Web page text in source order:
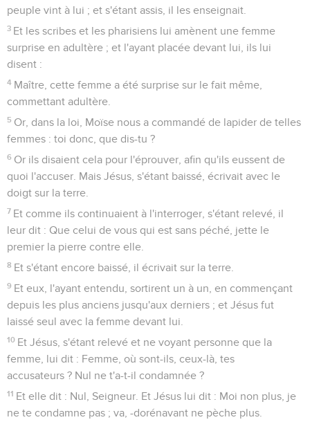
peuple vint à lui ; et s'étant assis, il les enseignait.
3 Et les scribes et les pharisiens lui amènent une femme
surprise en adultère ; et l'ayant placée devant lui, ils lui
disent :
4 Maître, cette femme a été surprise sur le fait même,
commettant adultère.
5 Or, dans la loi, Moïse nous a commandé de lapider de telles
femmes : toi donc, que dis-tu ?
6 Or ils disaient cela pour l'éprouver, afin qu'ils eussent de
quoi l'accuser. Mais Jésus, s'étant baissé, écrivait avec le
doigt sur la terre.
7 Et comme ils continuaient à l'interroger, s'étant relevé, il
leur dit : Que celui de vous qui est sans péché, jette le
premier la pierre contre elle.
8 Et s'étant encore baissé, il écrivait sur la terre.
9 Et eux, l'ayant entendu, sortirent un à un, en commençant
depuis les plus anciens jusqu'aux derniers ; et Jésus fut
laissé seul avec la femme devant lui.
10 Et Jésus, s'étant relevé et ne voyant personne que la
femme, lui dit : Femme, où sont-ils, ceux-là, tes
accusateurs ? Nul ne t'a-t-il condamnée ?
11 Et elle dit : Nul, Seigneur. Et Jésus lui dit : Moi non plus, je
ne te condamne pas ; va, -dorénavant ne pèche plus.